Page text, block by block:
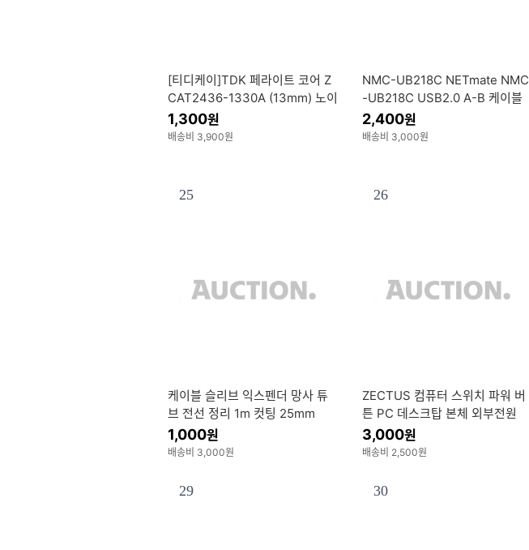
[티디케이]TDK 페라이트 코어 Z
CAT2436-1330A (13mm) 노이
즈필터
1,300원
배송비 3,900원
NMC-UB218C NETmate NMC
-UB218C USB2.0 A-B 케이블
1.8m (블랙/노이즈필터)
2,400원
배송비 3,000원
25
케이블 슬리브 익스펜더 망사 튜
브 전선 정리 1m 컷팅 25mm
1,000원
배송비 3,000원
26
ZECTUS 컴퓨터 스위치 파워 버
튼 PC 데스크탑 본체 외부전원
3,000원
배송비 2,500원
29 30